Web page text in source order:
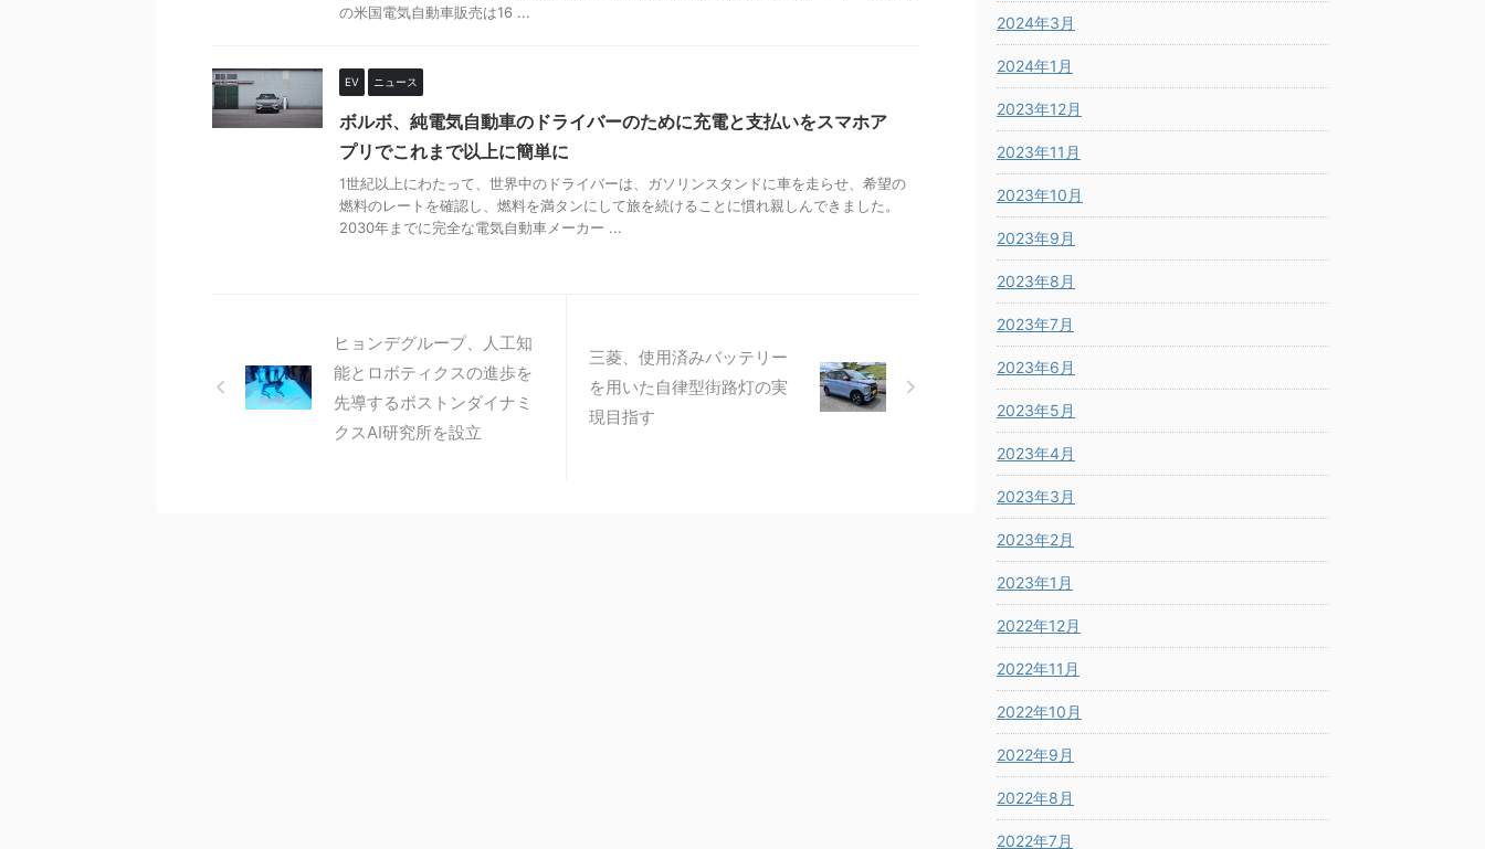
の米国電気自動車販売は16 ...
EV ニュース
ボルボ、純電気自動車のドライバーのために充電と支払いをスマホア
プリでこれまで以上に簡単に
1世紀以上にわたって、世界中のドライバーは、ガソリンスタンドに車を走らせ、希望の
燃料のレートを確認し、燃料を満タンにして旅を続けることに慣れ親しんできました。
2030年までに完全な電気自動車メーカー ...
ヒョンデグループ、人工知
能とロボティクスの進歩を
先導するボストンダイナミ
クスAI研究所を設立
三菱、使用済みバッテリー
を用いた自律型街路灯の実
現目指す
2024年3月
2024年1月
2023年12月
2023年11月
2023年10月
2023年9月
2023年8月
2023年7月
2023年6月
2023年5月
2023年4月
2023年3月
2023年2月
2023年1月
2022年12月
2022年11月
2022年10月
2022年9月
2022年8月
2022年7月